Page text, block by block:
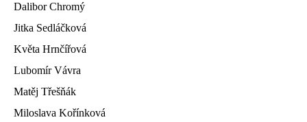
Dalibor Chromý
Jitka Sedláčková
Květa Hrnčířová
Lubomír Vávra
Matěj Třešňák
Miloslava Kořínková